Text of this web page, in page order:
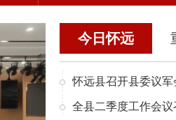
今日怀远
怀远县召开县委议军
全县二季度工作会议